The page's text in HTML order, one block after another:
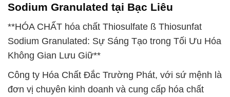
Sodium Granulated tại Bạc Liêu
**HÓA CHẤT hóa chất Thiosulfate ß Thiosunfat
Sodium Granulated: Sự Sáng Tạo trong Tối Ưu Hóa
Không Gian Lưu Giữ**
Công ty Hóa Chất Đắc Trường Phát, với sứ mệnh là
đơn vị chuyên kinh doanh và cung cấp hóa chất